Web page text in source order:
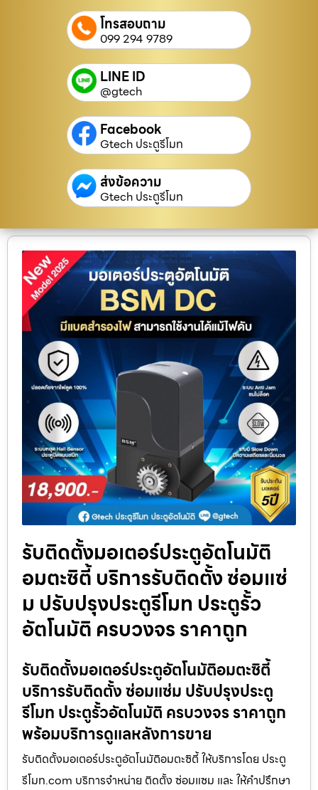
โทรสอบถาม
099 294 9789
LINE ID
@gtech
Facebook
Gtech ประตูรีโมท
ส่งข้อความ
Gtech ประตูรีโมท
รับติดตั้งมอเตอร์ประตูอัตโนมัติ
อมตะซิตี้ บริการรับติดตั้ง ซ่อมแซ่
ม ปรับปรุงประตูรีโมท ประตูรั้ว
อัตโนมัติ ครบวงจร ราคาถูก
รับติดตั้งมอเตอร์ประตูอัตโนมัติอมตะซิตี้
บริการรับติดตั้ง ซ่อมแซ่ม ปรับปรุงประตู
รีโมท ประตูรั้วอัตโนมัติ ครบวงจร ราคาถูก
พร้อมบริการดูแลหลังการขาย
รับติดตั้งมอเตอร์ประตูอัตโนมัติอมตะซิตี้ ให้บริการโดย ประตู
รีโมท.com บริการจำหน่าย ติดตั้ง ซ่อมแซม และ ให้คำปรึกษา